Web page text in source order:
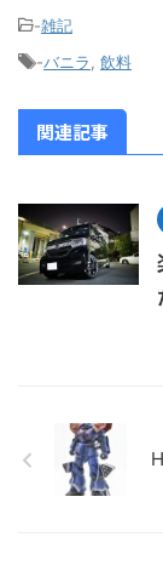
-雑記
-バニラ 飲料
関連記事